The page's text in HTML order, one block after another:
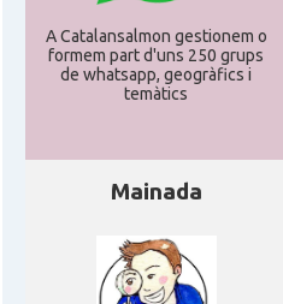
A Catalansalmon gestionem o
formem part d'uns 250 grups
de whatsapp, geogràfics i
temàtics
Mainada